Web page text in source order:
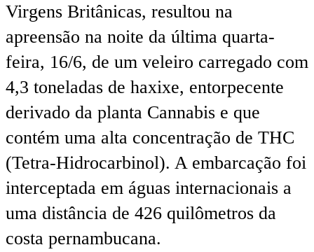
Virgens Britânicas, resultou na
apreensão na noite da última quarta-
feira, 16/6, de um veleiro carregado com
4,3 toneladas de haxixe, entorpecente
derivado da planta Cannabis e que
contém uma alta concentração de THC
(Tetra-Hidrocarbinol). A embarcação foi
interceptada em águas internacionais a
uma distância de 426 quilômetros da
costa pernambucana.